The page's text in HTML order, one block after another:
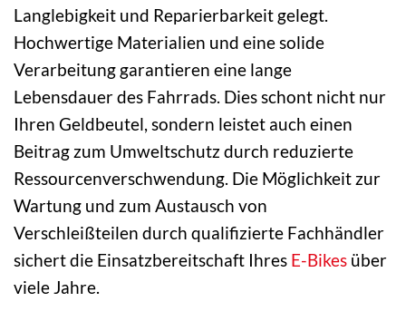
Langlebigkeit und Reparierbarkeit gelegt.
Hochwertige Materialien und eine solide
Verarbeitung garantieren eine lange
Lebensdauer des Fahrrads. Dies schont nicht nur
Ihren Geldbeutel, sondern leistet auch einen
Beitrag zum Umweltschutz durch reduzierte
Ressourcenverschwendung. Die Möglichkeit zur
Wartung und zum Austausch von
Verschleißteilen durch qualifizierte Fachhändler
sichert die Einsatzbereitschaft Ihres E-Bikes über
viele Jahre.